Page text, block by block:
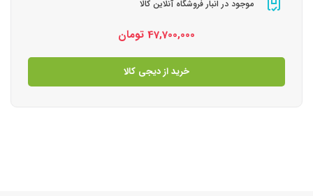
موجود در انبار فروشگاه آنلاین کالا
47,700,000 تومان
خرید از دیجی کالا